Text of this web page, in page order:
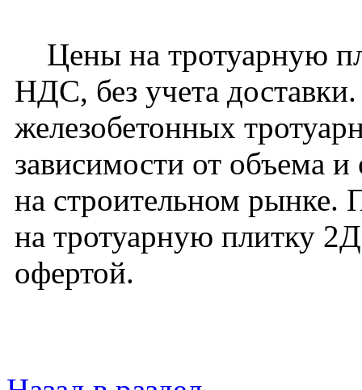
Цены на тротуарную
НДС, без учета
железобетонных
зависимости от объема
на строительном рынке.
на тротуарную плитку
офертой.